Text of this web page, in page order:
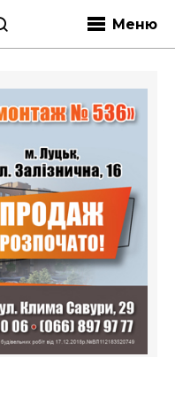
Меню